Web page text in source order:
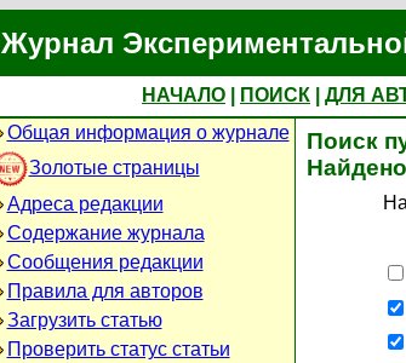
Журнал
НАЧАЛО ПОИСК ДЛЯ
Общая информация о журнале
Золотые страницы
Адреса редакции
Содержание журнала
Сообщения редакции
Правила для авторов
Загрузить статью
Проверить статус статьи
Поиск